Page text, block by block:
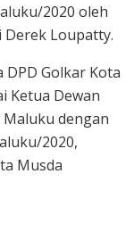
2020 oleh
Loupatty.
Golkar Kota
Ketua Dewan
dengan
2020,
Musda